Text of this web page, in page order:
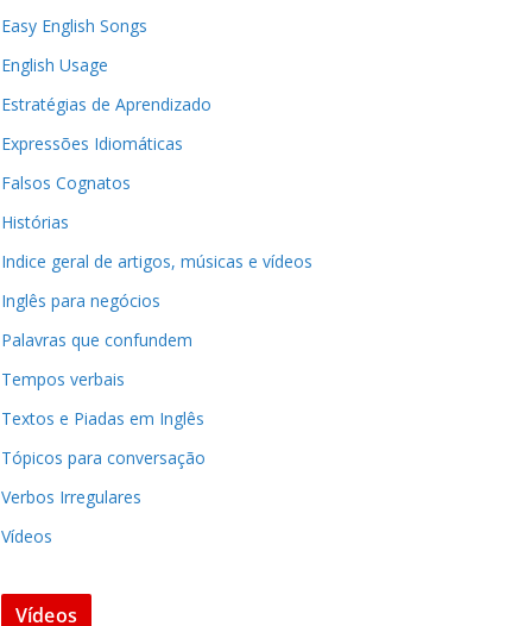
Easy English Songs
English Usage
Estratégias de Aprendizado
Expressões Idiomáticas
Falsos Cognatos
Histórias
Indice geral de artigos, músicas e vídeos
Inglês para negócios
Palavras que confundem
Tempos verbais
Textos e Piadas em Inglês
Tópicos para conversação
Verbos Irregulares
Vídeos
Vídeos